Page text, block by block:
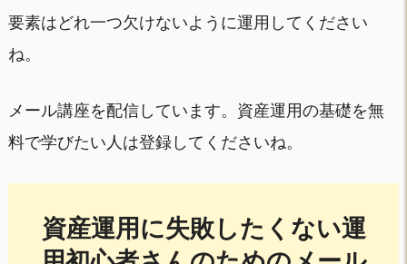
要素はどれ一つ欠けないように運用してください
ね。
メール講座を配信しています。資産運用の基礎を無
料で学びたい人は登録してくださいね。
資産運用に失敗したくない運